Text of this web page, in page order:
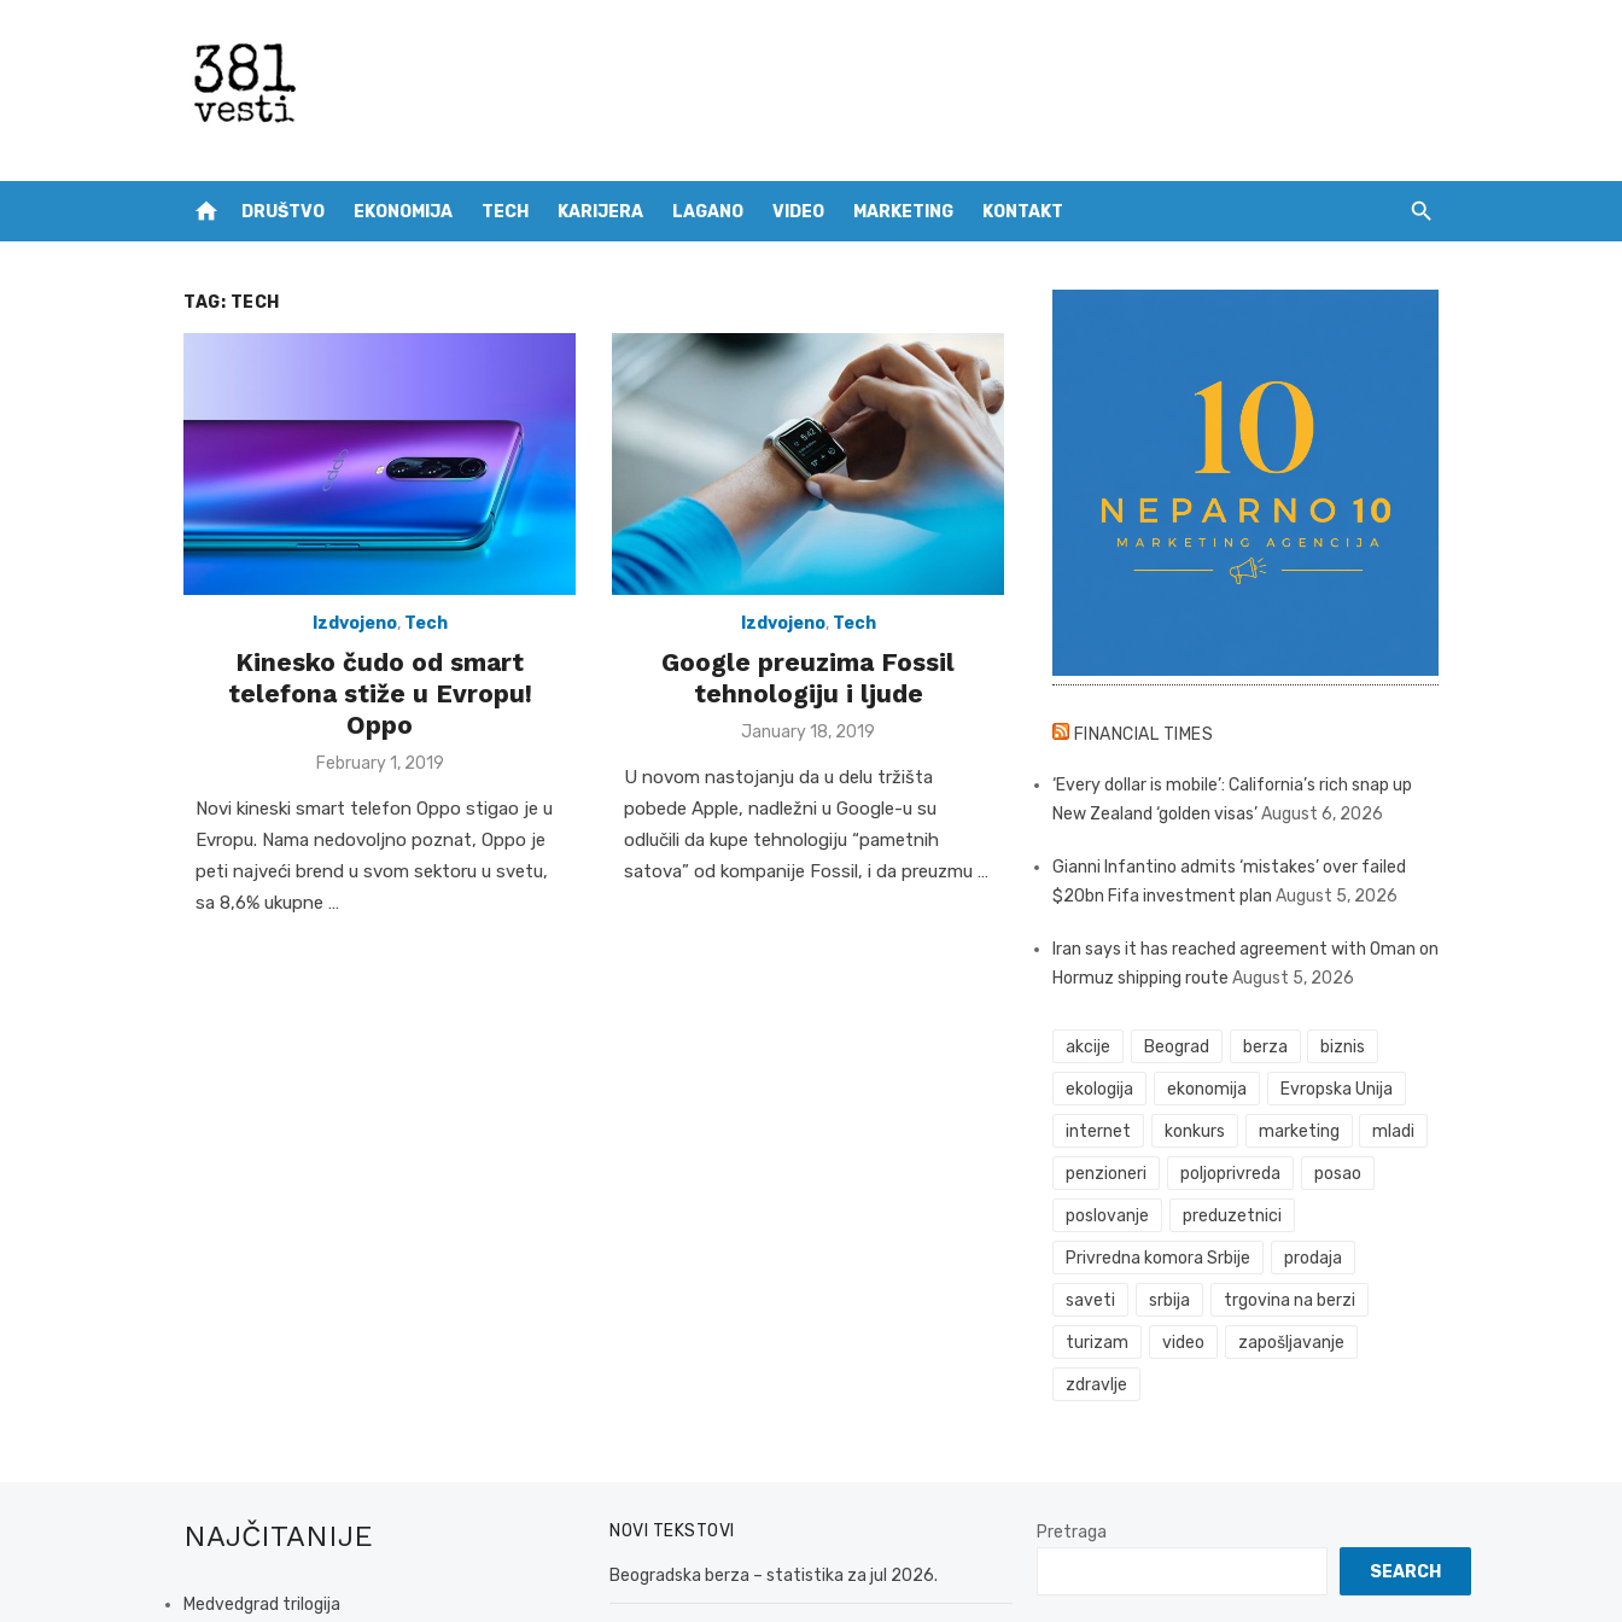
home DRUŠTVO EKONOMIJA TECH KARIJERA LAGANO VIDEO MARKETING KONTAKT
TAG: TECH
Izdvojeno, Tech
Kinesko čudo od smart
telefona stiže u Evropu!
Oppo
Posted
February 1, 2019
Novi kineski smart telefon Oppo stigao je u
Evropu. Nama nedovoljno poznat, Oppo je
peti najveći brend u svom sektoru u svetu,
sa 8,6% ukupne …
Izdvojeno, Tech
Google preuzima Fossil
tehnologiju i ljude
Posted
January 18, 2019
U novom nastojanju da u delu tržišta
pobede Apple, nadležni u Google-u su
odlučili da kupe tehnologiju “pametnih
satova” od kompanije Fossil, i da preuzmu …
FINANCIAL TIMES
‘Every dollar is mobile’: California’s rich snap up
New Zealand ‘golden visas’August 6, 2026
Gianni Infantino admits ‘mistakes’ over failed
$20bn Fifa investment plan August 5, 2026
Iran says it has reached agreement with Oman on
Hormuz shipping route August 5, 2026
akcije Beograd berza biznis
ekologija ekonomija Evropska Unija
internet konkurs marketing mladi
penzioneri poljoprivreda posao
poslovanje preduzetnici
Privredna komora Srbije prodaja
saveti srbija trgovina na berzi
turizam video zapošljavanje
zdravlje
NAJČITANIJE
Medvedgrad trilogija
NOVI TEKSTOVI
Beogradska berza – statistika za jul 2026.
Pretraga
SEARCH